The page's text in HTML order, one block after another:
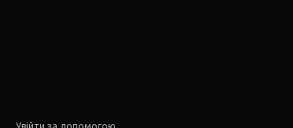
Увійти за допомогою